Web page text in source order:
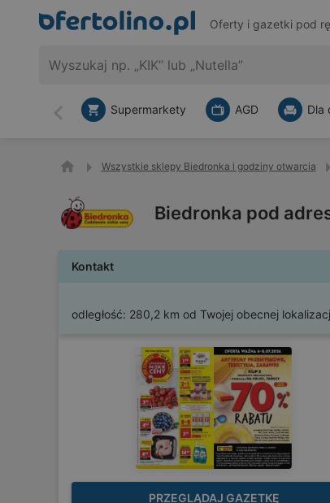
Oferty i gazetki pod
Wstecz
Supermarkety AGD Dla
Wszystkie sklepy Biedronka i godziny otwarcia
Biedronka pod
Kontakt
odległość: 280,2 km od Twojej obecnej
PRZEGLĄDAJ GAZETKĘ